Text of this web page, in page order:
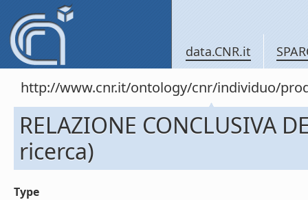
data.CNR.it
http://www.cnr.it/ontology/cnr/individuo/
RELAZIONE CONCLUSIVA
ricerca)
Type